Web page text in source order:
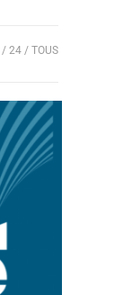
24 TOUS